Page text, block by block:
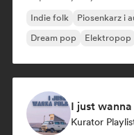
Indie folk Piosenkarz i
Dream pop
Elektropop
I just
Kurator